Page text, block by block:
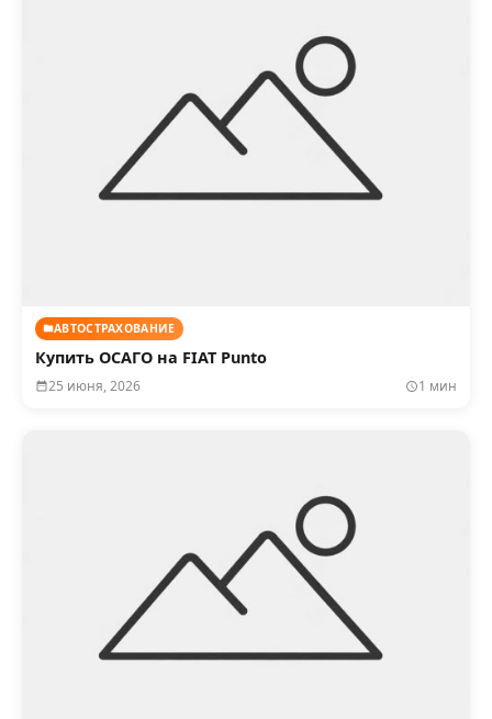
АВТОСТРАХОВАНИЕ
Купить ОСАГО на FIAT Punto
25 июня, 2026 1 мин